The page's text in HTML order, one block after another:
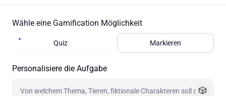
Wähle eine Gamification Möglichkeit
Quiz Markieren
Personalisiere die Aufgabe
🎲